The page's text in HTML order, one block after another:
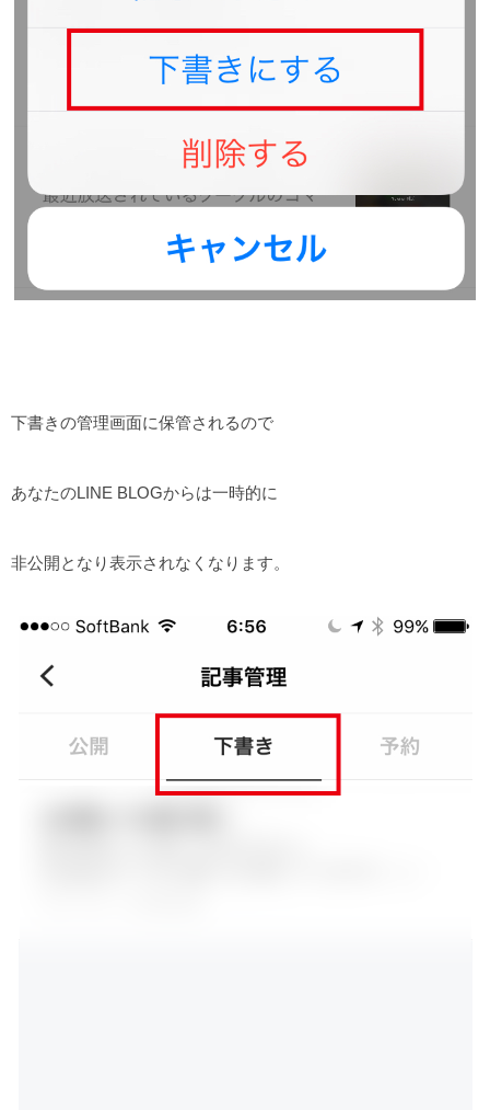
下書きの管理画面に保管されるので
あなたのLINE BLOGからは一時的に
非公開となり表示されなくなります。